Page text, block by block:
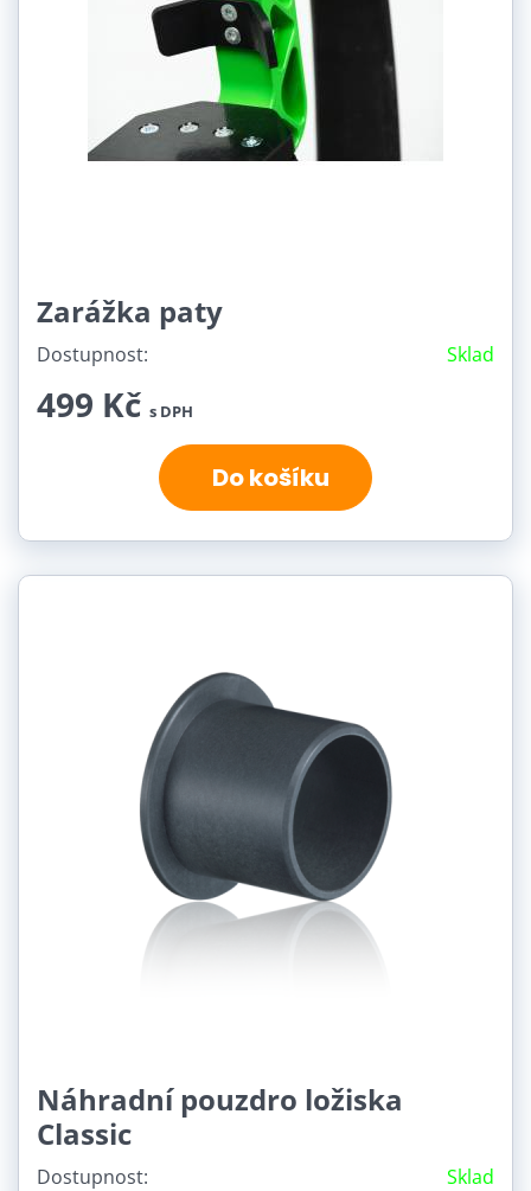
Zarážka paty
Dostupnost: Sklad
499 Kč s DPH
Do košíku
Náhradní pouzdro ložiska
Classic
Dostupnost: Sklad